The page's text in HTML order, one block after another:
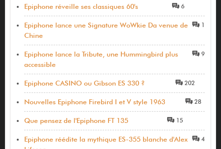
Epiphone réveille ses classiques 60's 6
Epiphone lance une Signature WoWkie Da venue de
Chine
1
Epiphone lance la Tribute, une Hummingbird plus
accessible
9
Epiphone CASINO ou Gibson ES 330 ? 202
Nouvelles Epiphone Firebird I et V style 1963 28
Que pensez de l'Epiphone FT 135 15
Epiphone réédite la mythique ES-355 blanche d'Alex
4